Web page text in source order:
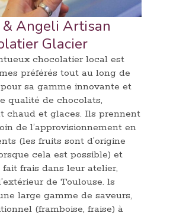
Angeli Artisan
Glacier
chocolatier local est
préférés tout au long de
pour sa gamme innovante et
qualité de chocolats,
chaud et glaces. Ils prennent
de l’approvisionnement en
(les fruits sont d’origine
cela est possible) et
frais dans leur atelier,
de Toulouse. ls
large gamme de saveurs,
(framboise, fraise) à